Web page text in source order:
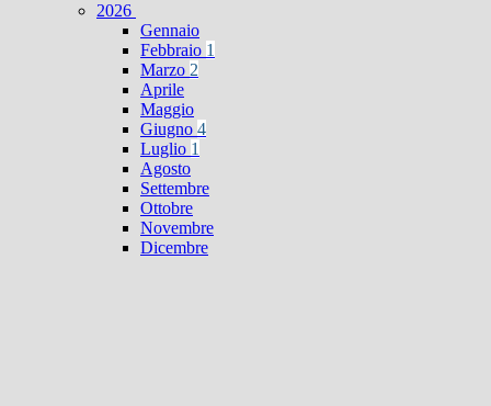
2026
Gennaio
Febbraio 1
Marzo 2
Aprile
Maggio
Giugno 4
Luglio 1
Agosto
Settembre
Ottobre
Novembre
Dicembre